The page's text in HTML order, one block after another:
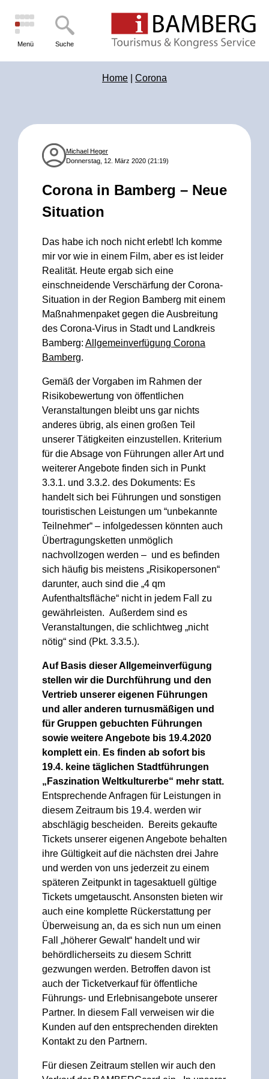
Menü Suche
Home Corona
Michael Heger
Donnerstag, 12. März 2020 (21:19)
Corona in Bamberg – Neue
Situation
Das habe ich noch nicht erlebt! Ich komme
mir vor wie in einem Film, aber es ist leider
Realität. Heute ergab sich eine
einschneidende Verschärfung der Corona-
Situation in der Region Bamberg mit einem
Maßnahmenpaket gegen die Ausbreitung
des Corona-Virus in Stadt und Landkreis
Bamberg: Allgemeinverfügung Corona
Bamberg.
Gemäß der Vorgaben im Rahmen der
Risikobewertung von öffentlichen
Veranstaltungen bleibt uns gar nichts
anderes übrig, als einen großen Teil
unserer Tätigkeiten einzustellen. Kriterium
für die Absage von Führungen aller Art und
weiterer Angebote finden sich in Punkt
3.3.1. und 3.3.2. des Dokuments: Es
handelt sich bei Führungen und sonstigen
touristischen Leistungen um “unbekannte
Teilnehmer“ – infolgedessen könnten auch
Übertragungsketten unmöglich
nachvollzogen werden – und es befinden
sich häufig bis meistens „Risikopersonen“
darunter, auch sind die „4 qm
Aufenthaltsfläche“ nicht in jedem Fall zu
gewährleisten. Außerdem sind es
Veranstaltungen, die schlichtweg „nicht
nötig“ sind (Pkt. 3.3.5.).
Auf Basis dieser Allgemeinverfügung
stellen wir die Durchführung und den
Vertrieb unserer eigenen Führungen
und aller anderen turnusmäßigen und
für Gruppen gebuchten Führungen
sowie weitere Angebote bis 19.4.2020
komplett ein. Es finden ab sofort bis
19.4. keine täglichen Stadtführungen
„Faszination Weltkulturerbe“ mehr statt.
Entsprechende Anfragen für Leistungen in
diesem Zeitraum bis 19.4. werden wir
abschlägig bescheiden. Bereits gekaufte
Tickets unserer eigenen Angebote behalten
ihre Gültigkeit auf die nächsten drei Jahre
und werden von uns jederzeit zu einem
späteren Zeitpunkt in tagesaktuell gültige
Tickets umgetauscht. Ansonsten bieten wir
auch eine komplette Rückerstattung per
Überweisung an, da es sich nun um einen
Fall „höherer Gewalt“ handelt und wir
behördlicherseits zu diesem Schritt
gezwungen werden. Betroffen davon ist
auch der Ticketverkauf für öffentliche
Führungs- und Erlebnisangebote unserer
Partner. In diesem Fall verweisen wir die
Kunden auf den entsprechenden direkten
Kontakt zu den Partnern.
Für diesen Zeitraum stellen wir auch den